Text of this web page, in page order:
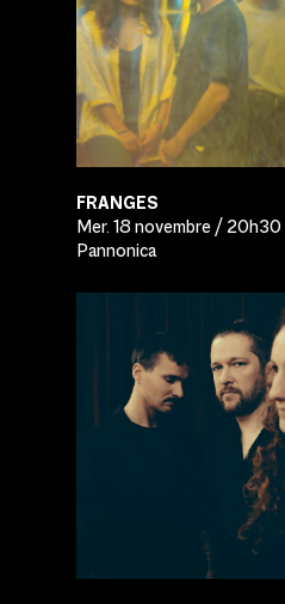
FRANGES
Mer. 18 novembre / 20h30
Pannonica